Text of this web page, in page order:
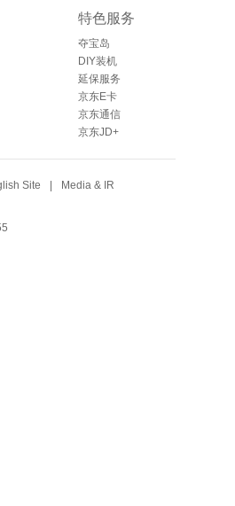
特色服务
夺宝岛
DIY装机
延保服务
京东E卡
京东通信
京东JD+
Site Media & IR